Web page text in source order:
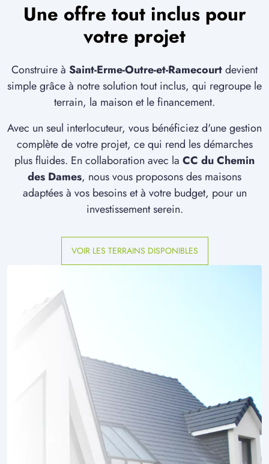
Une offre tout inclus pour
votre projet
Construire à Saint-Erme-Outre-et-Ramecourtdevient
simple grâce à notre solution tout inclus, qui regroupe le
terrain, la maison et le financement.
Avec un seul interlocuteur, vous bénéficiez d'une gestion
complète de votre projet, ce qui rend les démarches
plus fluides. En collaboration avec la CC du Chemin
des Dames, nous vous proposons des maisons
adaptées à vos besoins et à votre budget, pour un
investissement serein.
VOIR LES TERRAINS DISPONIBLES